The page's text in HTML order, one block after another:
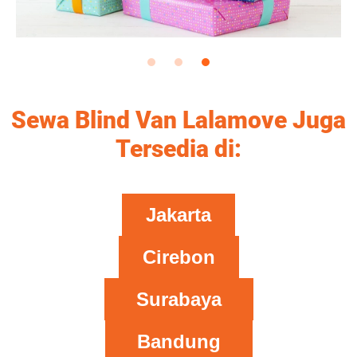
Sewa Blind Van Lalamove Juga
Tersedia di:
Jakarta
Cirebon
Surabaya
Bandung